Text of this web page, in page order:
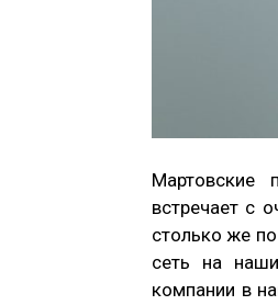
Мартовские
встречает с
столько же
сеть на
компании в